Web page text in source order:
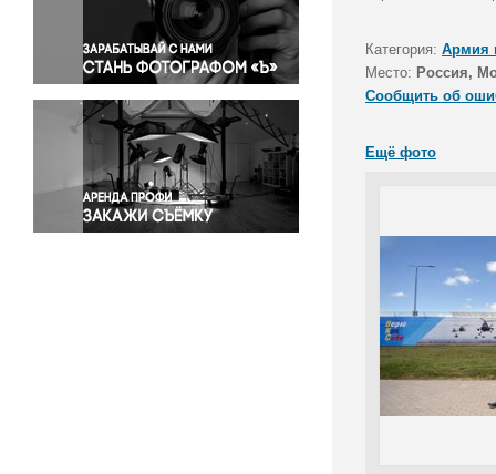
Правосудие
Происшествия и конфликты
Религия
Светская жизнь
Спорт
Экология
Экономика и бизнес
Категория: Армия
Место: Россия,
Сообщить об
Ещё фото